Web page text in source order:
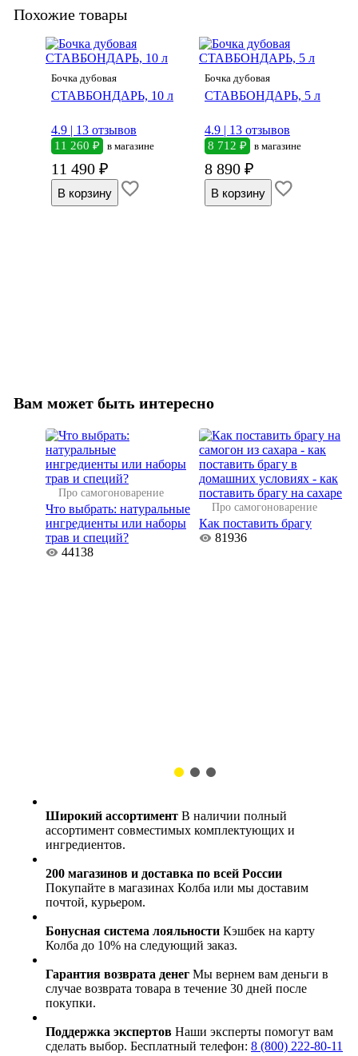
Похожие товары
Бочка дубовая
СТАВБОНДАРЬ, 10 л
4.9 | 13 отзывов
11 260 ₽ в магазине
11 490 ₽
Бочка дубовая
СТАВБОНДАРЬ, 5 л
4.9 | 13 отзывов
8 712 ₽ в магазине
8 890 ₽
Вам может быть интересно
Про самогоноварение
Что выбрать: натуральные
ингредиенты или наборы
трав и специй?
44138
Про самогоноварение
Как поставить брагу
81936
Широкий ассортимент В наличии полный
ассортимент совместимых комплектующих и
ингредиентов.
200 магазинов и доставка по всей России
Покупайте в магазинах Колба или мы доставим
почтой, курьером.
Бонусная система лояльности Кэшбек на карту
Колба до 10% на следующий заказ.
Гарантия возврата денег Мы вернем вам деньги в
случае возврата товара в течение 30 дней после
покупки.
Поддержка экспертов Наши эксперты помогут вам
сделать выбор. Бесплатный телефон: 8 (800) 222-80-11